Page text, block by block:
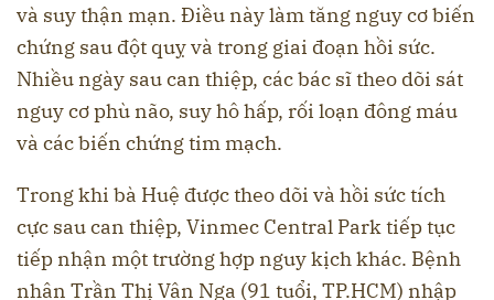
và suy thận mạn. Điều này làm tăng nguy cơ biến
chứng sau đột quỵ và trong giai đoạn hồi sức.
Nhiều ngày sau can thiệp, các bác sĩ theo dõi sát
nguy cơ phù não, suy hô hấp, rối loạn đông máu
và các biến chứng tim mạch.
Trong khi bà Huệ được theo dõi và hồi sức tích
cực sau can thiệp, Vinmec Central Park tiếp tục
tiếp nhận một trường hợp nguy kịch khác. Bệnh
nhân Trần Thị Vân Nga (91 tuổi, TP.HCM) nhập